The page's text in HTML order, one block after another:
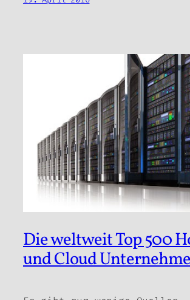
Die weltweit Top 500
und Cloud